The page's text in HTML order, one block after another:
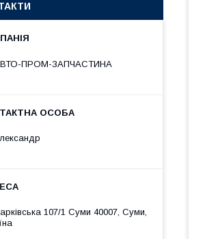
ПРОМ-ЗАПЧАСТИНА
107/1 Суми 40007, Суми,